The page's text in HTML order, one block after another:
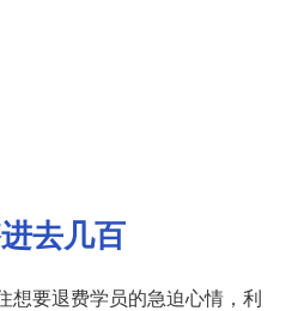
去几百
想要退费学员的急迫心情，利